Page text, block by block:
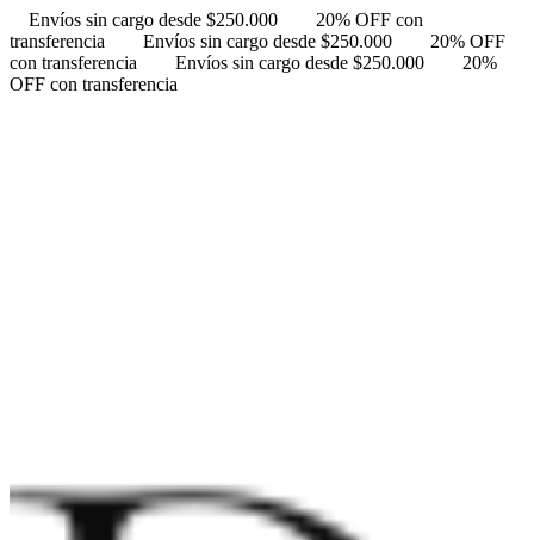
Envíos sin cargo desde $250.000
20% OFF con
transferencia
Envíos sin cargo desde $250.000
20% OFF
con transferencia
Envíos sin cargo desde $250.000
20%
OFF con transferencia